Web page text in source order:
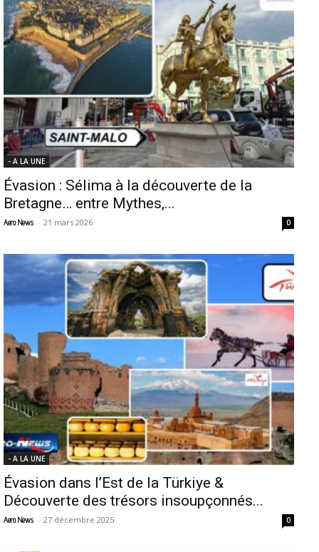
- A LA UNE
Évasion : Sélima à la découverte de la
Bretagne… entre Mythes,...
Aero News - 21 mars 2026 0
- A LA UNE
Évasion dans l’Est de la Türkiye &
Découverte des trésors insoupçonnés...
Aero News - 27 décembre 2025 0